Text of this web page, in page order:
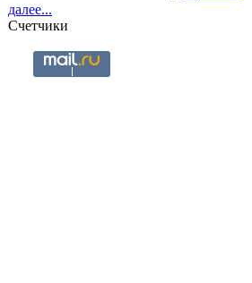
далее...
Счетчики